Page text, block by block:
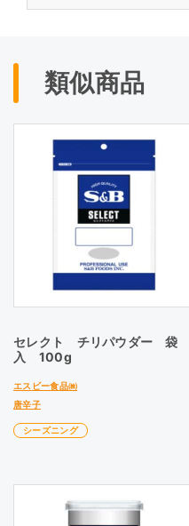
類似商品
セレクト チリパウダー 袋
入 100g
エスビー食品㈱
唐辛子
シーズニング